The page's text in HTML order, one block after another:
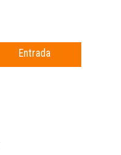
Entrada